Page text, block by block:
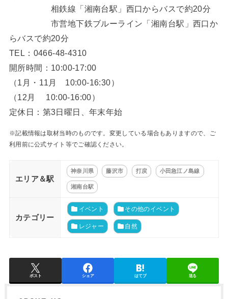
相鉄線「湘南台駅」西口からバスで約20分
市営地下鉄ブルーライン「湘南台駅」西口か
らバスで約20分
TEL：0466-48-4310
開所時間：10:00-17:00
（1月・11月 10:00-16:30）
（12月 10:00-16:00）
定休日：第3日曜日、年末年始
※記載情報は取材当時のものです。変更している場合もありますので、ご
利用前に公式サイト等でご確認ください。
エリア＆駅
神奈川県 藤沢市 打戻 小田急江ノ島線
湘南台駅
カテゴリー
イベント その他のイベント
レジャー 自然
ポスト シェア はてブ 送る